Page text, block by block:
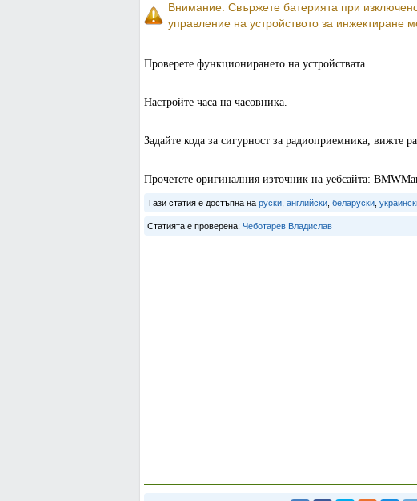
Внимание: Свържете батерията при
управление на устройството за инжектиране
Проверете функционирането на устройствата.
Настройте часа на часовника.
Задайте кода за сигурност за радиоприемника, вижте
Прочетете оригиналния източник на уебсайта:
Тази статия е достъпна на руски, английски, беларуски,
Статията е проверена: Чеботарев Владислав